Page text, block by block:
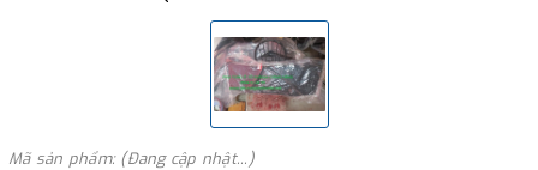
Mã sản phẩm: (Đang cập nhật...)